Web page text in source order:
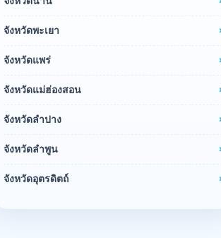
จังหวัดพะเยา
จังหวัดแพร่
จังหวัดแม่ฮ่องสอน
จังหวัดลำปาง
จังหวัดลำพูน
จังหวัดอุตรดิตถ์